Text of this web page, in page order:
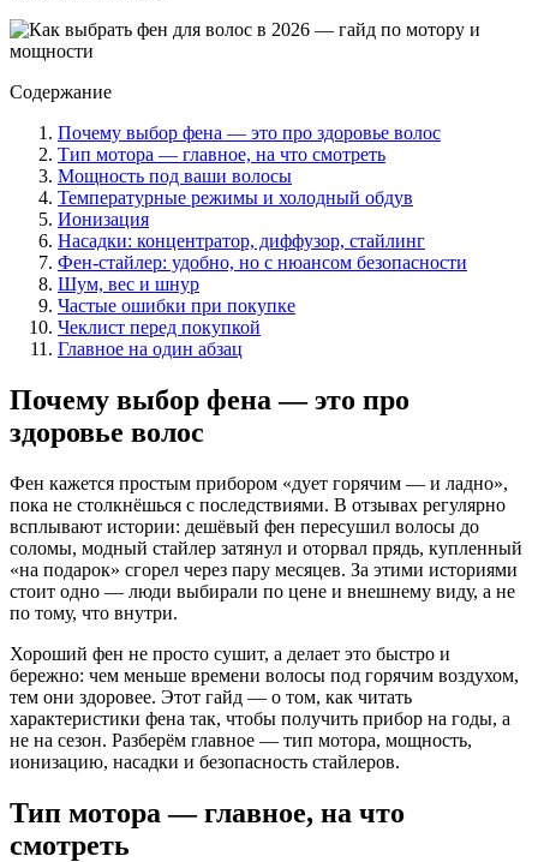
Содержание
Почему выбор фена — это про здоровье волос
Тип мотора — главное, на что смотреть
Мощность под ваши волосы
Температурные режимы и холодный обдув
Ионизация
Насадки: концентратор, диффузор, стайлинг
Фен-стайлер: удобно, но с нюансом безопасности
Шум, вес и шнур
Частые ошибки при покупке
Чеклист перед покупкой
Главное на один абзац
Почему выбор фена — это про
здоровье волос
Фен кажется простым прибором «дует горячим — и ладно»,
пока не столкнёшься с последствиями. В отзывах регулярно
всплывают истории: дешёвый фен пересушил волосы до
соломы, модный стайлер затянул и оторвал прядь, купленный
«на подарок» сгорел через пару месяцев. За этими историями
стоит одно — люди выбирали по цене и внешнему виду, а не
по тому, что внутри.
Хороший фен не просто сушит, а делает это быстро и
бережно: чем меньше времени волосы под горячим воздухом,
тем они здоровее. Этот гайд — о том, как читать
характеристики фена так, чтобы получить прибор на годы, а
не на сезон. Разберём главное — тип мотора, мощность,
ионизацию, насадки и безопасность стайлеров.
Тип мотора — главное, на что
смотреть